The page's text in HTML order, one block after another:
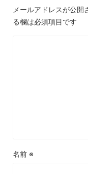
メールアドレスが公開
る欄は必須項目です
名前 ※